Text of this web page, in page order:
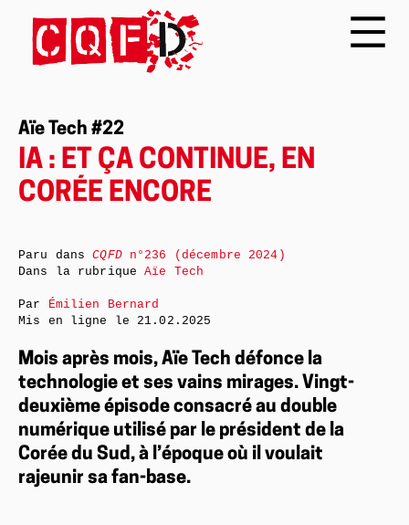
Aïe Tech #22
IA : ET ÇA CONTINUE, EN
CORÉE ENCORE
Mois après mois, Aïe Tech défonce la
technologie et ses vains mirages. Vingt-
deuxième épisode consacré au double
numérique utilisé par le président de la
Corée du Sud, à l’époque où il voulait
rajeunir sa fan-base.
Paru dansCQFDn°236 (décembre 2024)
Dans la rubriqueAïe Tech
Par Émilien Bernard
Mis en ligne le 21.02.2025